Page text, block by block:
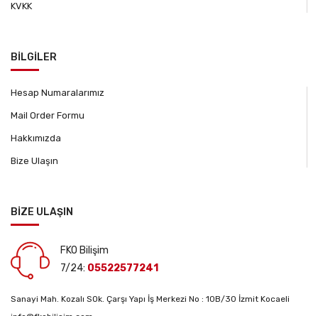
KVKK
BİLGİLER
Hesap Numaralarımız
Mail Order Formu
Hakkımızda
Bize Ulaşın
BİZE ULAŞIN
FKO Bilişim
7/24: 05522577241
Sanayi Mah. Kozalı SOk. Çarşı Yapı İş Merkezi No : 10B/30 İzmit Kocaeli